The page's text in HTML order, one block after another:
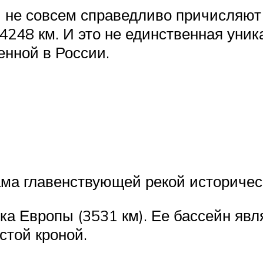
не совсем справедливо
км. И это не единственная
в России.
главенствующей рекой
Европы (3531 км). Ее бассейн
кроной.